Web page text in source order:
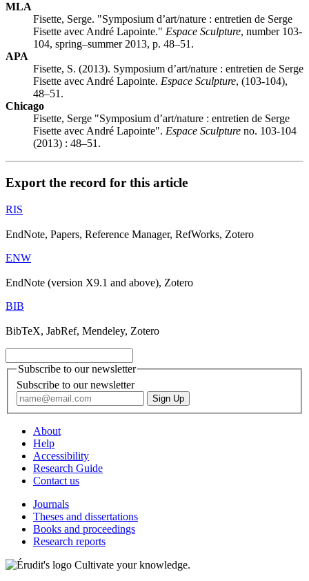
MLA
Fisette, Serge. "Symposium d’art/nature : entretien de Serge
Fisette avec André Lapointe." Espace Sculpture, number 103-
104, spring–summer 2013, p. 48–51.
APA
Fisette, S. (2013). Symposium d’art/nature : entretien de Serge
Fisette avec André Lapointe. Espace Sculpture, (103-104),
48–51.
Chicago
Fisette, Serge "Symposium d’art/nature : entretien de Serge
Fisette avec André Lapointe". Espace Sculpture no. 103-104
(2013) : 48–51.
Export the record for this article
RIS
EndNote, Papers, Reference Manager, RefWorks, Zotero
ENW
EndNote (version X9.1 and above), Zotero
BIB
BibTeX, JabRef, Mendeley, Zotero
Subscribe to our newsletter
Subscribe to our newsletter
About
Help
Accessibility
Research Guide
Contact us
Journals
Theses and dissertations
Books and proceedings
Research reports
Cultivate your knowledge.